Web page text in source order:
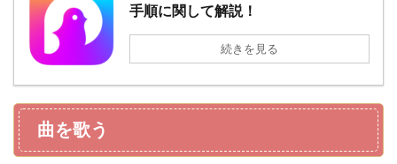
手順に関して解説！
続きを見る
曲を歌う